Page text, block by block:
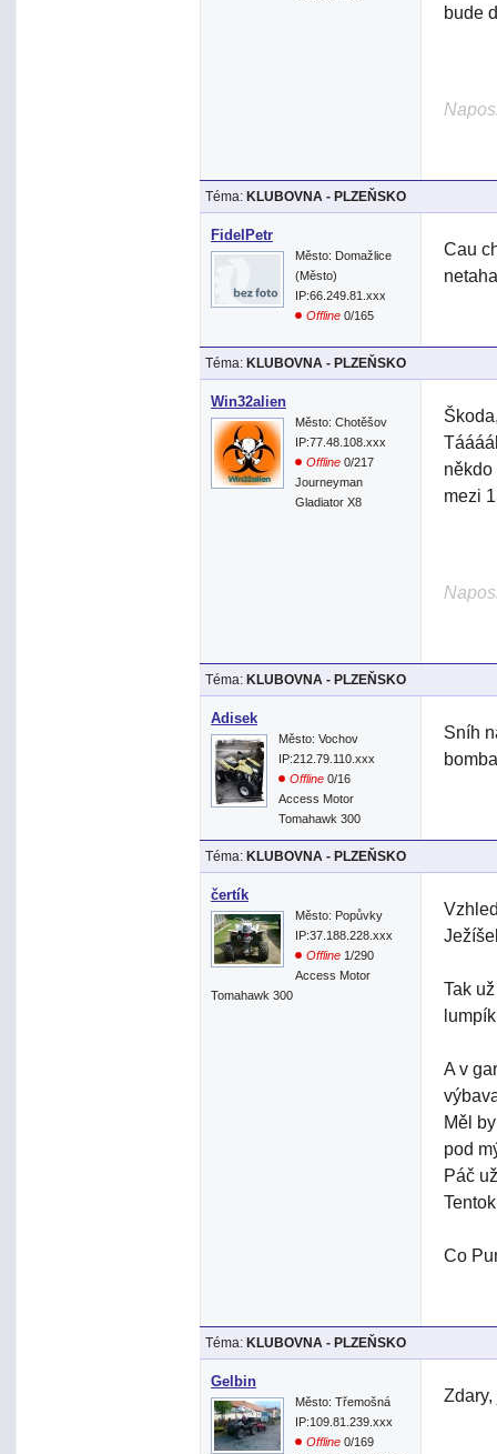
bude
Téma: KLUBOVNA - PLZEŇSKO
FidelPetr
Město: Domažlice
(Město)
IP:66.249.81.xxx
Offline 0/165
Cau
Téma: KLUBOVNA - PLZEŇSKO
Win32alien
Město: Chotěšov
IP:77.48.108.xxx
Offline 0/217
Journeyman
Gladiator X8
mezi
Téma: KLUBOVNA - PLZEŇSKO
Adisek
Město: Vochov
IP:212.79.110.xxx
Offline 0/16
Access Motor
Tomahawk 300
Sníh
Téma: KLUBOVNA - PLZEŇSKO
čertík
Město: Popůvky
IP:37.188.228.xxx
Offline 1/290
Access Motor
Tomahawk 300
Tak
A v
Měl
pod
Páč
Co
Téma: KLUBOVNA - PLZEŇSKO
Gelbin
Město: Třemošná
IP:109.81.239.xxx
Offline 0/169